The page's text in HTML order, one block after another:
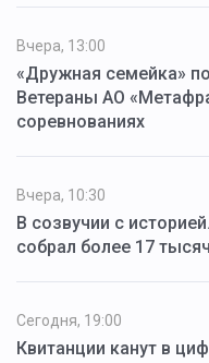
Вчера, 13:00
«Дружная семейка»
Ветераны АО
соревнованиях
Вчера, 10:30
В созвучии с
собрал более 17
Сегодня, 19:00
Квитанции канут в